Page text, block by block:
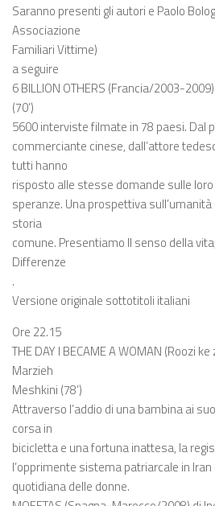
Saranno presenti gli autori e Paolo
Associazione
Familiari Vittime)
a seguire
6 BILLION OTHERS (Francia/2003-
(70’)
5600 interviste filmate in 78 paesi. Dal
commerciante cinese, dall’attore
tutti hanno
risposto alle stesse domande sulle loro
speranze. Una prospettiva
storia
comune. Presentiamo Il senso della
Differenze
.
Versione originale sottotitoli italiani
Ore 22.15
THE DAY I BECAME A WOMAN (Roozi
Marzieh
Meshkini (78’)
Attraverso l’addio di una bambina ai
corsa in
bicicletta e una fortuna inattesa, la
l’opprimente sistema patriarcale in
quotidiana delle donne.